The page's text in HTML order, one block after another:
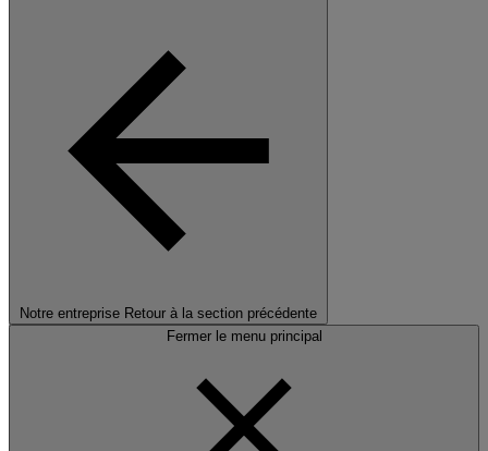
Notre entreprise Retour à la section précédente
Fermer le menu principal